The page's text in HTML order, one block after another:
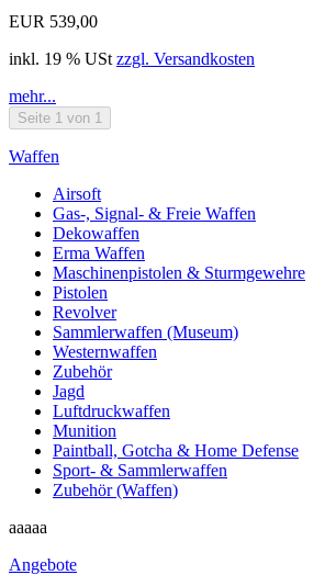
EUR 539,00
inkl. 19 % USt zzgl. Versandkosten
mehr...
Seite 1 von 1
Waffen
Airsoft
Gas-, Signal- & Freie Waffen
Dekowaffen
Erma Waffen
Maschinenpistolen & Sturmgewehre
Pistolen
Revolver
Sammlerwaffen (Museum)
Westernwaffen
Zubehör
Jagd
Luftdruckwaffen
Munition
Paintball, Gotcha & Home Defense
Sport- & Sammlerwaffen
Zubehör (Waffen)
aaaaa
Angebote